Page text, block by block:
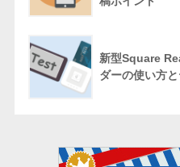
新型Square
ダーの使い方